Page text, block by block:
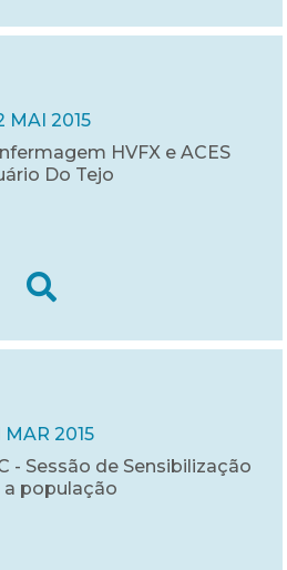
MAI 2015
HVFX e ACES
Do Tejo
MAR 2015
- Sessão de Sensibilização
a população